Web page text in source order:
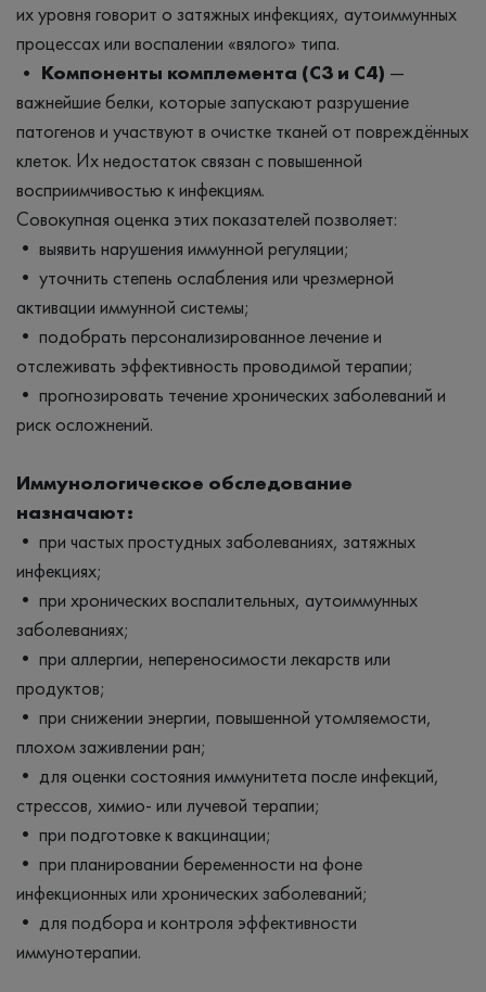
их уровня говорит о затяжных инфекциях, аутоиммунных
процессах или воспалении «вялого» типа.
• Компоненты комплемента (C3 и C4) —
важнейшие белки, которые запускают разрушение
патогенов и участвуют в очистке тканей от повреждённых
клеток. Их недостаток связан с повышенной
восприимчивостью к инфекциям.
Совокупная оценка этих показателей позволяет:
• выявить нарушения иммунной регуляции;
• уточнить степень ослабления или чрезмерной
активации иммунной системы;
• подобрать персонализированное лечение и
отслеживать эффективность проводимой терапии;
• прогнозировать течение хронических заболеваний и
риск осложнений.
Иммунологическое обследование
назначают:
• при частых простудных заболеваниях, затяжных
инфекциях;
• при хронических воспалительных, аутоиммунных
заболеваниях;
• при аллергии, непереносимости лекарств или
продуктов;
• при снижении энергии, повышенной утомляемости,
плохом заживлении ран;
• для оценки состояния иммунитета после инфекций,
стрессов, химио- или лучевой терапии;
• при подготовке к вакцинации;
• при планировании беременности на фоне
инфекционных или хронических заболеваний;
• для подбора и контроля эффективности
иммунотерапии.